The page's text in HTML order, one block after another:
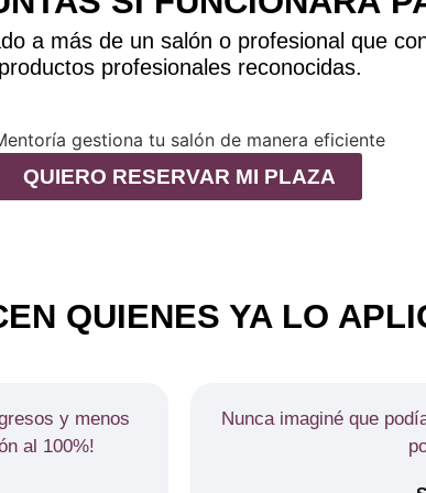
a más de un salón o profesional que
productos profesionales reconocidas.
QUIERO RESERVAR MI PLAZA
QUIENES YA LO
y menos
al 100%!
Nunca imaginé que